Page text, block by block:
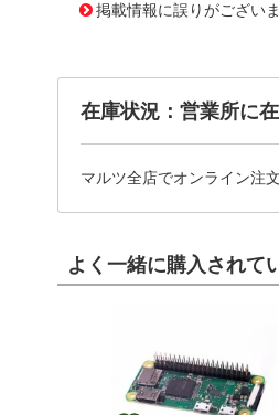
掲載情報に誤りがござい
在庫状況：営業所に
マルツ全店でオンライン注
よく一緒に購入されて